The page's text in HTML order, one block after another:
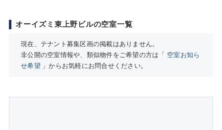
オーイズミ東上野ビルの空室一覧
現在、テナント募集区画の掲載はありません。
非公開の空室情報や、類似物件をご希望の方は「 空室お知ら
せ希望 」からお気軽にお問合せください。